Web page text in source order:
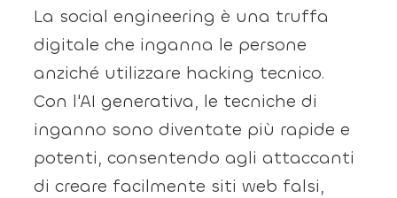
La social engineering è una truffa
digitale che inganna le persone
anziché utilizzare hacking tecnico.
Con l'AI generativa, le tecniche di
inganno sono diventate più rapide e
potenti, consentendo agli attaccanti
di creare facilmente siti web falsi,